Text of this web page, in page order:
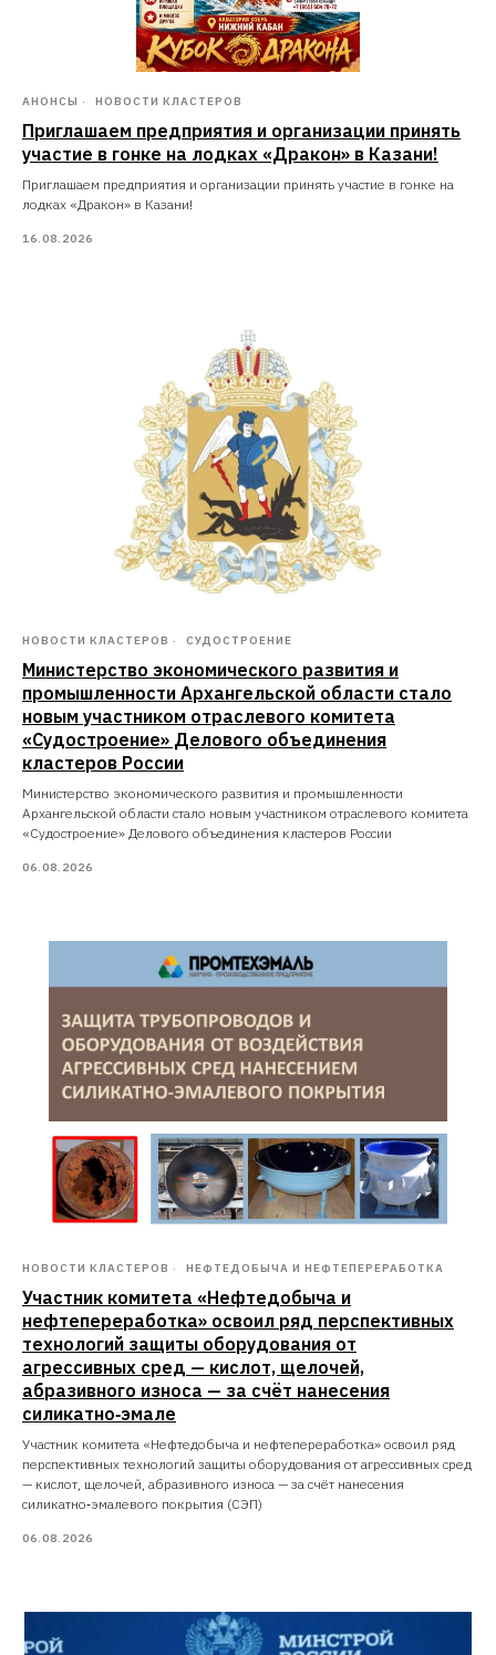
АНОНСЫ НОВОСТИ КЛАСТЕРОВ
Приглашаем предприятия и организации принять
участие в гонке на лодках «Дракон» в Казани!
Приглашаем предприятия и организации принять участие в гонке на
лодках «Дракон» в Казани!
16.08.2026
НОВОСТИ КЛАСТЕРОВ СУДОСТРОЕНИЕ
Министерство экономического развития и
промышленности Архангельской области стало
новым участником отраслевого комитета
«Судостроение» Делового объединения
кластеров России
Министерство экономического развития и промышленности
Архангельской области стало новым участником отраслевого комитета
«Судостроение» Делового объединения кластеров России
06.08.2026
НОВОСТИ КЛАСТЕРОВ НЕФТЕДОБЫЧА И НЕФТЕПЕРЕРАБОТКА
Участник комитета «Нефтедобыча и
нефтепереработка» освоил ряд перспективных
технологий защиты оборудования от
агрессивных сред — кислот, щелочей,
абразивного износа — за счёт нанесения
силикатно‑эмале
Участник комитета «Нефтедобыча и нефтепереработка» освоил ряд
перспективных технологий защиты оборудования от агрессивных сред
— кислот, щелочей, абразивного износа — за счёт нанесения
силикатно‑эмалевого покрытия (СЭП)
06.08.2026